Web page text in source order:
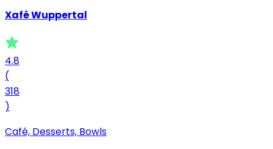
Xafé Wuppertal
4.8
(
318
)
Café, Desserts, Bowls